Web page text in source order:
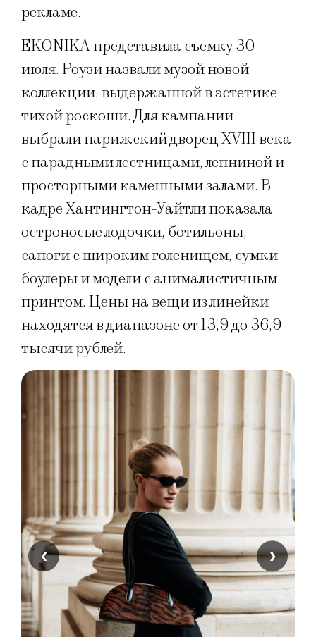
рекламе.
EKONIKA представила съемку 30
июля. Роузи назвали музой новой
коллекции, выдержанной в эстетике
тихой роскоши. Для кампании
выбрали парижский дворец XVIII века
с парадными лестницами, лепниной и
просторными каменными залами. В
кадре Хантингтон-Уайтли показала
остроносые лодочки, ботильоны,
сапоги с широким голенищем, сумки-
боулеры и модели с анималистичным
принтом. Цены на вещи из линейки
находятся в диапазоне от 13,9 до 36,9
тысячи рублей.
‹ ›